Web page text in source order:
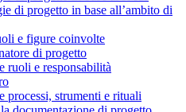
di progetto in base all’ambito di
e figure coinvolte
di progetto
ruoli e responsabilità
processi, strumenti e rituali